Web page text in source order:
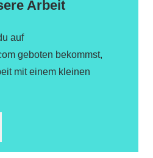
Arbeit
auf
geboten bekommst,
mit einem kleinen